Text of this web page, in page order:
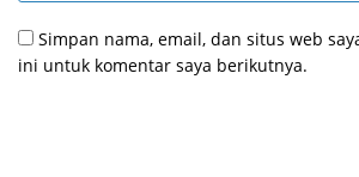
Simpan nama, email, dan situs web
ini untuk komentar saya berikutnya.